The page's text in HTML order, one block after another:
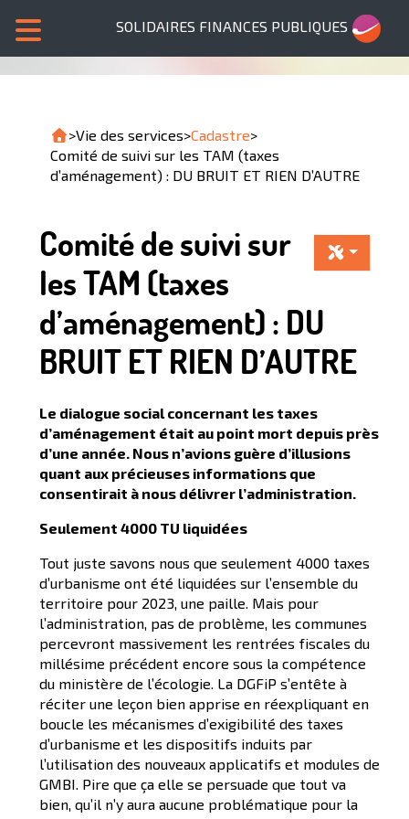
SOLIDAIRES FINANCES PUBLIQUES
>Vie des services>Cadastre>
Comité de suivi sur les TAM (taxes
d’aménagement) : DU BRUIT ET RIEN D’AUTRE
Comité de suivi sur
les TAM (taxes
d’aménagement) : DU
BRUIT ET RIEN D’AUTRE
Le dialogue social concernant les taxes
d’aménagement était au point mort depuis près
d’une année. Nous n’avions guère d’illusions
quant aux précieuses informations que
consentirait à nous délivrer l’administration.
Seulement 4000 TU liquidées
Tout juste savons nous que seulement 4000 taxes
d’urbanisme ont été liquidées sur l’ensemble du
territoire pour 2023, une paille. Mais pour
l’administration, pas de problème, les communes
percevront massivement les rentrées fiscales du
millésime précédent encore sous la compétence
du ministère de l’écologie. La DGFiP s’entête à
réciter une leçon bien apprise en réexpliquant en
boucle les mécanismes d’exigibilité des taxes
d’urbanisme et les dispositifs induits par
l’utilisation des nouveaux applicatifs et modules de
GMBI. Pire que ça elle se persuade que tout va
bien, qu’il n’y aura aucune problématique pour la